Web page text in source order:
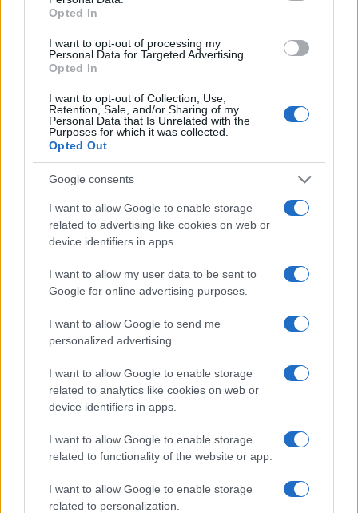
Opted In
I want to opt-out of processing my
Personal Data for Targeted Advertising.
Opted In
I want to opt-out of Collection, Use,
Retention, Sale, and/or Sharing of my
Personal Data that Is Unrelated with the
Purposes for which it was collected.
Opted Out
Google consents
I want to allow Google to enable storage
related to advertising like cookies on web or
device identifiers in apps.
I want to allow my user data to be sent to
Google for online advertising purposes.
I want to allow Google to send me
personalized advertising.
I want to allow Google to enable storage
related to analytics like cookies on web or
device identifiers in apps.
I want to allow Google to enable storage
related to functionality of the website or app.
I want to allow Google to enable storage
related to personalization.
VIDEO
Ovaj čovjek pravi med od marihuane: Istrenirao je
pčele da skupe smolu iz kanabisa (VIDEO)